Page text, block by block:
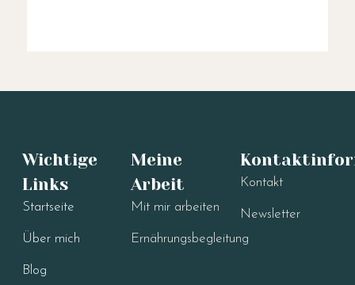
Wichtige
Links
Startseite
Über mich
Blog
Meine
Arbeit
Mit mir arbeiten
Ernährungsbegleitung
Kontakt
Newsletter